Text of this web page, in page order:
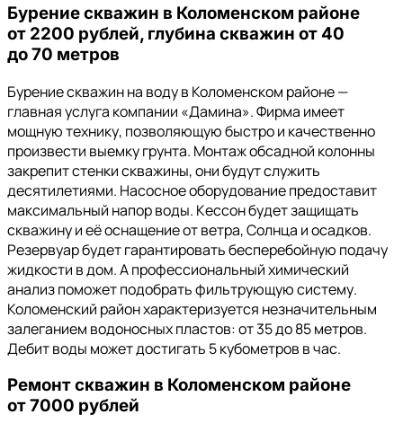
Бурение скважин в Коломенском районе
от 2200 рублей, глубина скважин от 40
до 70 метров
Бурение скважин на воду в Коломенском районе —
главная услуга компании «Дамина». Фирма имеет
мощную технику, позволяющую быстро и качественно
произвести выемку грунта. Монтаж обсадной колонны
закрепит стенки скважины, они будут служить
десятилетиями. Насосное оборудование предоставит
максимальный напор воды. Кессон будет защищать
скважину и её оснащение от ветра, Солнца и осадков.
Резервуар будет гарантировать бесперебойную подачу
жидкости в дом. А профессиональный химический
анализ поможет подобрать фильтрующую систему.
Коломенский район характеризуется незначительным
залеганием водоносных пластов: от 35 до 85 метров.
Дебит воды может достигать 5 кубометров в час.
Ремонт скважин в Коломенском районе
от 7000 рублей